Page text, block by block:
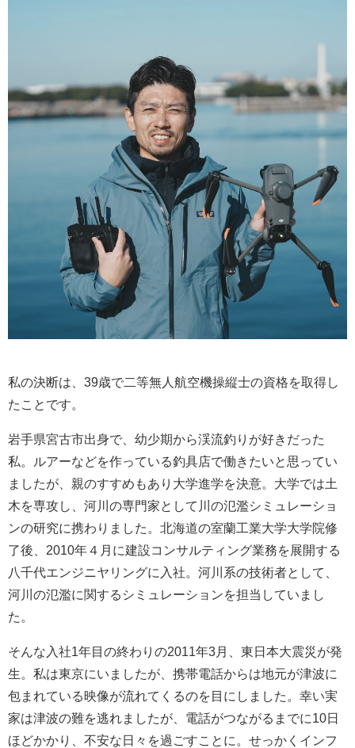
私の決断は、39歳で二等無人航空機操縦士の資格を取得し
たことです。
岩手県宮古市出身で、幼少期から渓流釣りが好きだった
私。ルアーなどを作っている釣具店で働きたいと思ってい
ましたが、親のすすめもあり大学進学を決意。大学では土
木を専攻し、河川の専門家として川の氾濫シミュレーショ
ンの研究に携わりました。北海道の室蘭工業大学大学院修
了後、2010年４月に建設コンサルティング業務を展開する
八千代エンジニヤリングに入社。河川系の技術者として、
河川の氾濫に関するシミュレーションを担当していまし
た。
そんな入社1年目の終わりの2011年3月、東日本大震災が発
生。私は東京にいましたが、携帯電話からは地元が津波に
包まれている映像が流れてくるのを目にしました。幸い実
家は津波の難を逃れましたが、電話がつながるまでに10日
ほどかかり、不安な日々を過ごすことに。せっかくインフ